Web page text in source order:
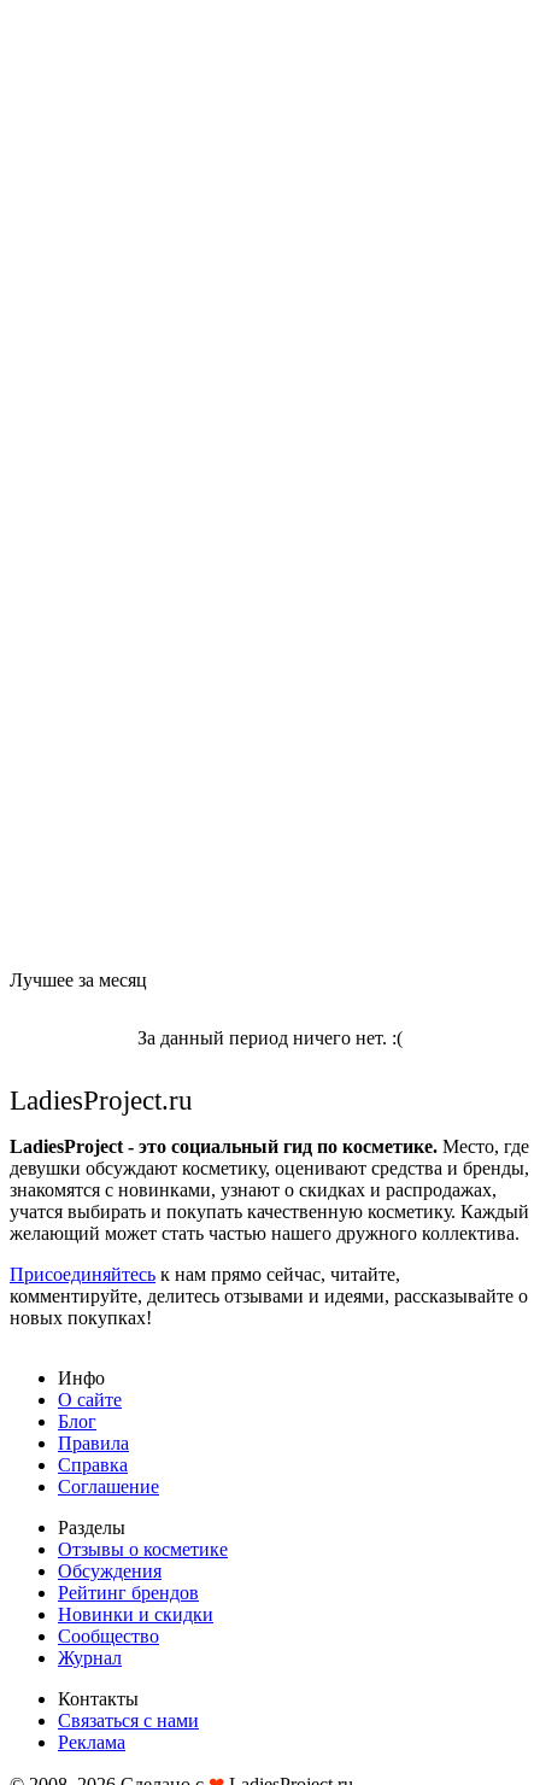
Лучшее за месяц
За данный период ничего нет. :(
LadiesProject.ru
LadiesProject - это социальный гид по косметике. Место, где
девушки обсуждают косметику, оценивают средства и бренды,
знакомятся с новинками, узнают о скидках и распродажах,
учатся выбирать и покупать качественную косметику. Каждый
желающий может стать частью нашего дружного коллектива.
Присоединяйтесь к нам прямо сейчас, читайте,
комментируйте, делитесь отзывами и идеями, рассказывайте о
новых покупках!
Инфо
О сайте
Блог
Правила
Справка
Соглашение
Разделы
Отзывы о косметике
Обсуждения
Рейтинг брендов
Новинки и скидки
Сообщество
Журнал
Контакты
Связаться с нами
Реклама